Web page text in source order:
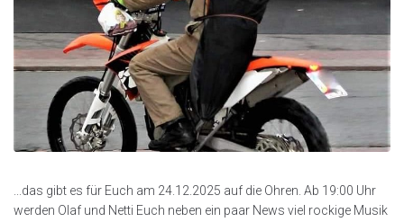
...das gibt es für Euch am 24.12.2025 auf die Ohren. Ab 19:00 Uhr
werden Olaf und Netti Euch neben ein paar News viel rockige Musik